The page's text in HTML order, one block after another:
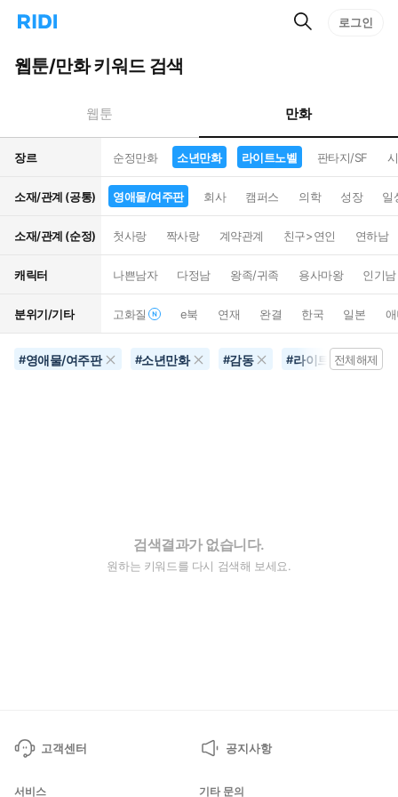
리
홈
으
턴
트
검
로그인
웹툰/만화 키워드 검색
웹툰 만화
장르 순정만화 소년만화 라이트노벨 판타지/SF
소재/관계 (공통) 영애물/여주판 회사 캠퍼스 의학 성장 일
소재/관계 (순정) 첫사랑 짝사랑 계약관계 친구>연인 연하남
캐릭터 나쁜남자 다정남 왕족/귀족 용사마왕 인기남
분위기/기타 고화질 e북 연재 완결 한국 일본
#영애물/여주판 #소년만화 #감동 #라이트노벨전체해제
검색결과가 없습니다.
원하는 키워드를 다시 검색해 보세요.
고객센터 공지사항
서비스 기타 문의